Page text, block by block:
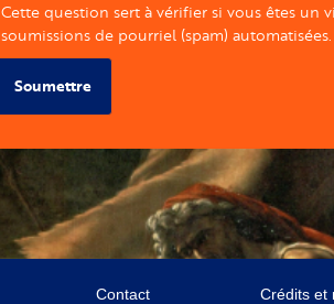
Cette question sert à vérifier si vous êtes un
soumissions de pourriel (spam) automatisées.
Soumettre
Contact Crédits et